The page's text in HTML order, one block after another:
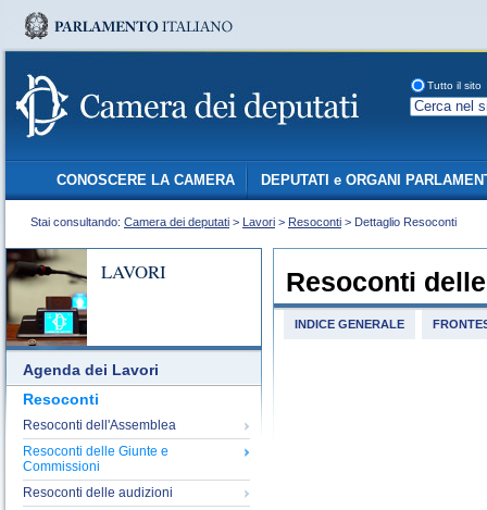
Tutto il sito
CONOSCERE LA CAMERA DEPUTATI e ORGANI
Stai consultando: Camera dei deputati > Lavori > Resoconti > Dettaglio Resoconti
LAVORI
Agenda dei Lavori
Resoconti
Resoconti dell'Assemblea
Resoconti delle Giunte e
Commissioni
Resoconti delle audizioni
Resoconti
INDICE GENERALE